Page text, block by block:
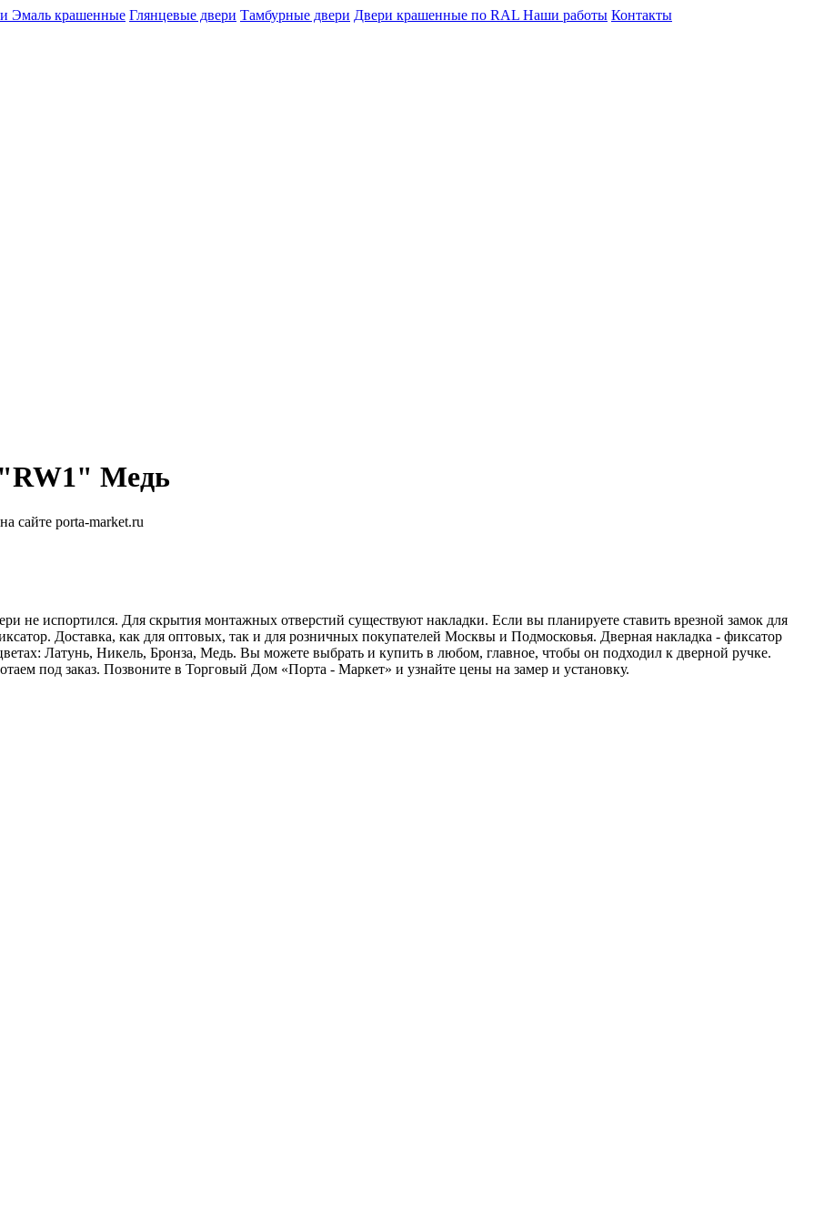
Эмаль крашенные Глянцевые двери Тамбурные двери Двери крашенные по RAL Наши работы Контакты
"RW1" Медь
не испортился. Для скрытия монтажных отверстий существуют накладки. Если вы планируете ставить врезной замок для
Доставка, как для оптовых, так и для розничных покупателей Москвы и Подмосковья. Дверная накладка - фиксатор
Латунь, Никель, Бронза, Медь. Вы можете выбрать и купить в любом, главное, чтобы он подходил к дверной ручке.
под заказ. Позвоните в Торговый Дом «Порта - Маркет» и узнайте цены на замер и установку.